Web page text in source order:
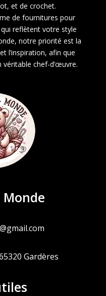
et de crochet.
de fournitures pour
reflètent votre style
notre priorité est la
l’inspiration, afin que
véritable chef-d’œuvre.
Monde
Gardères